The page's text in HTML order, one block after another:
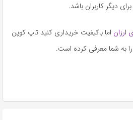
دیگر کاربران باشد.
ارزان اما باکیفیت خریداری کنید تاپ کوپن